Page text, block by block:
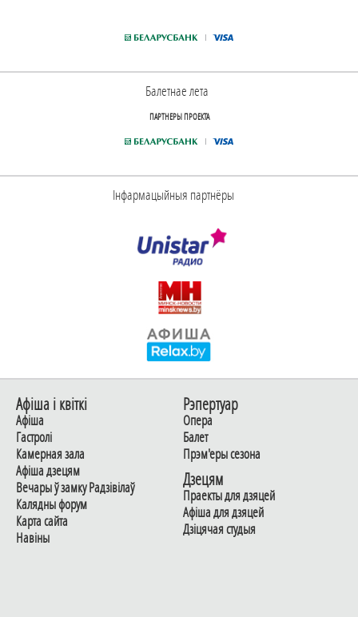
Балетнае лета
ПАРТНЕРЫ ПРОЕКТА
Інфармацыйныя партнёры
Афiша i квiткi
Афiша
Гастролi
Камерная зала
Афiша дзецям
Вечары ў замку Радзiвiлаў
Калядны форум
Карта сайта
Навiны
Рэпертуар
Опера
Балет
Прэм'еры сезона
Дзецям
Праекты для дзяцей
Афiша для дзяцей
Дзiцячая студыя